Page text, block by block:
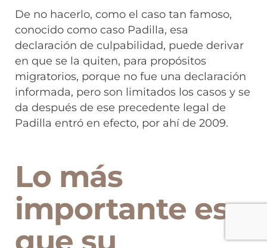
De no hacerlo, como el caso tan famoso,
conocido como caso Padilla, esa
declaración de culpabilidad, puede derivar
en que se la quiten, para propósitos
migratorios, porque no fue una declaración
informada, pero son limitados los casos y se
da después de ese precedente legal de
Padilla entró en efecto, por ahí de 2009.
Lo más
importante es